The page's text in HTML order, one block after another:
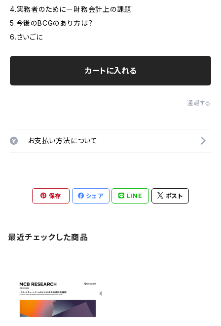
4.実務者のためにー財務会計上の課題
5.今後のBCGのあり方は？
6.さいごに
カートに入れる
通報する
お支払い方法について
保存 シェア LINE ポスト
最近チェックした商品